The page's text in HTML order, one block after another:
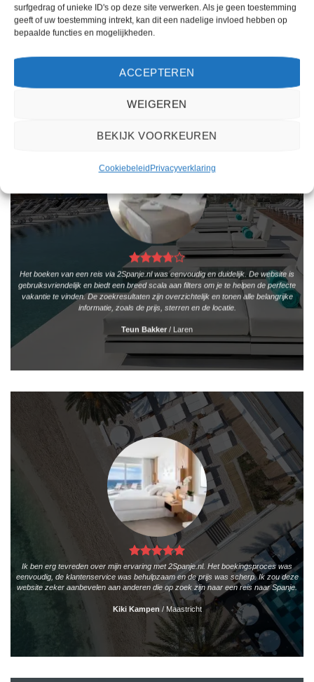
surfgedrag of unieke ID's op deze site verwerken. Als je geen toestemming
geeft of uw toestemming intrekt, kan dit een nadelige invloed hebben op
bepaalde functies en mogelijkheden.
ACCEPTEREN
WEIGEREN
BEKIJK VOORKEUREN
CookiebeleidPrivacyverklaring
EUR 771.00 per persoon.
PRIJZEN EN BOEKEN
1030.00 per persoon.
WAT ZE OVER ONS ZEGGEN
Het boeken van een reis via 2Spanje.nl was eenvoudig en duidelijk. De website is
gebruiksvriendelijk en biedt een breed scala aan filters om je te helpen de perfecte
vakantie te vinden. De zoekresultaten zijn overzichtelijk en tonen alle belangrijke
informatie, zoals de prijs, sterren en de locatie.
Teun Bakker / Laren
Ik ben erg tevreden over mijn ervaring met 2Spanje.nl. Het boekingsproces was
eenvoudig, de klantenservice was behulpzaam en de prijs was scherp. Ik zou deze
website zeker aanbevelen aan anderen die op zoek zijn naar een reis naar Spanje.
Kiki Kampen /Maastricht